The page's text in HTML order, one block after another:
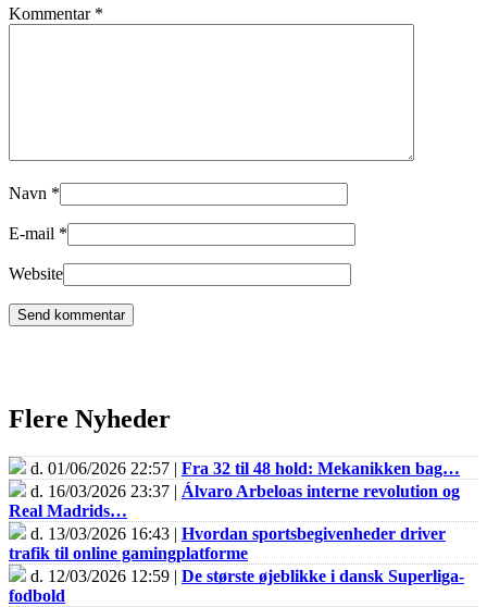
Kommentar *
Navn *
E-mail *
Website
Flere Nyheder
d. 01/06/2026 22:57 | Fra 32 til 48 hold: Mekanikken bag…
d. 16/03/2026 23:37 | Álvaro Arbeloas interne revolution og
Real Madrids…
d. 13/03/2026 16:43 | Hvordan sportsbegivenheder driver
trafik til online gamingplatforme
d. 12/03/2026 12:59 | De største øjeblikke i dansk Superliga-
fodbold